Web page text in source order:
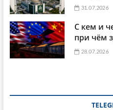
31.07.2026
С кем и
при чём
28.07.2026